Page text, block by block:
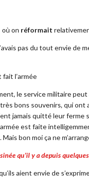
où on réformait
pas du tout envie de
fait l’armée
le service militaire
bons souvenirs, qui ont
jamais quitté leur ferme
est faite
Mais bon moi ça ne
qu’il y a depuis
aient envie de